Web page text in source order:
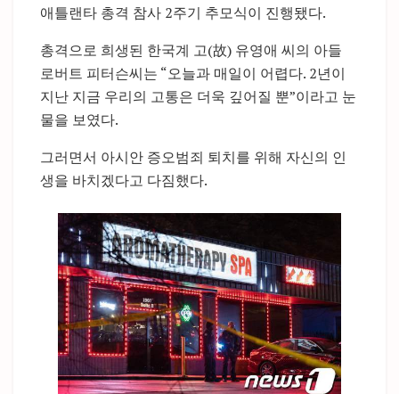
애틀랜타 총격 참사 2주기 추모식이 진행됐다.
총격으로 희생된 한국계 고(故) 유영애 씨의 아들
로버트 피터슨씨는 “오늘과 매일이 어렵다. 2년이
지난 지금 우리의 고통은 더욱 깊어질 뿐”이라고 눈
물을 보였다.
그러면서 아시안 증오범죄 퇴치를 위해 자신의 인
생을 바치겠다고 다짐했다.